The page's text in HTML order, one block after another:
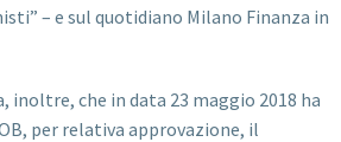
– e sul quotidiano Milano Finanza in
inoltre, che in data 23 maggio 2018 ha
per relativa approvazione, il